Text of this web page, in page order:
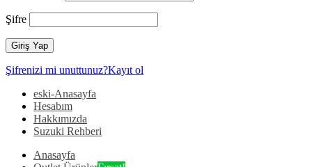
Şifre
Şifrenizi mi unuttunuz?Kayıt ol
eski-Anasayfa
Hesabım
Hakkımızda
Suzuki Rehberi
Anasayfa